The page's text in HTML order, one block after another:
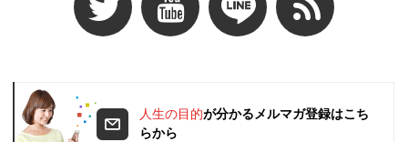
人生の目的が分かるメルマガ登録はこち
らから